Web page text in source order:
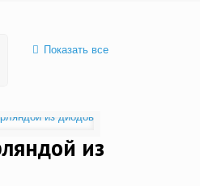
Показать все
из